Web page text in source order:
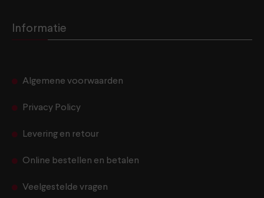
Informatie
Algemene voorwaarden
Privacy Policy
Levering en retour
Online bestellen en betalen
Veelgestelde vragen